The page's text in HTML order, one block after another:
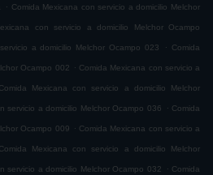
. Comida Mexicana con servicio a domicilio Melchor
con servicio a domicilio Melchor Ocampo
a domicilio Melchor Ocampo 023 . Comida
Ocampo 002 . Comida Mexicana con servicio a
Comida Mexicana con servicio a domicilio Melchor
servicio a domicilio Melchor Ocampo 036 . Comida
Ocampo 009 . Comida Mexicana con servicio a
Comida Mexicana con servicio a domicilio Melchor
servicio a domicilio Melchor Ocampo 032 . Comida